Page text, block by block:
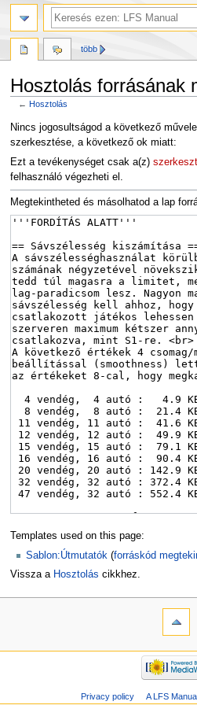
Hosztolás forrásának
←Hosztolás
Ugrás
a
navigációhoz
Ugrás
a
kereséshez
Nincs jogosultságod a következő
szerkesztése, a következő ok miatt:
Ezt a tevékenységet csak a(z)
felhasználó végezheti el.
Megtekintheted és másolhatod a lap
Templates used on this page:
Sablon:Útmutatók (forráskód
Vissza a Hosztolás cikkhez.
több
Privacy policy A LFS